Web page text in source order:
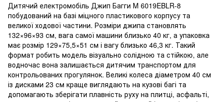
Дитячий електромобіль Джип Багги M 6019EBLR-8
побудований на базі міцного пластикового корпусу та
великої ходової частини. Розміри джипа становлять
132×96×93 см, вага самої машини близько 40 кг, а упаковка
має розмір 129×75,5×51 см і вагу близько 46,3 кг. Такий
формат робить модель візуально солідною та стійкою, але
водночас вона залишається дитячим транспортом для
контрольованих прогулянок. Великі колеса діаметром 40 см
із дисками 23 см краще виглядають на кузові багі та
допомагають зберігати плавність руху на плитці, асфальті,